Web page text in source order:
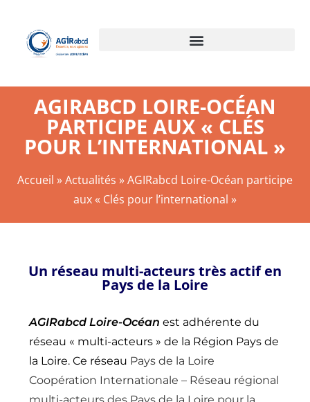
AGIRABCD LOIRE-OCÉAN
PARTICIPE AUX « CLÉS
POUR L’INTERNATIONAL »
Accueil »Actualités »AGIRabcd Loire-Océan participe
aux « Clés pour l’international »
Un réseau multi-acteurs très actif en
Pays de la Loire
AGIRabcd Loire-Océan est adhérente du
réseau « multi-acteurs » de la Région Pays de
la Loire. Ce réseau Pays de la Loire
Coopération Internationale – Réseau régional